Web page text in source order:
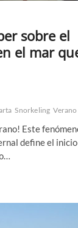
sobre el
el mar
Snorkeling Verano
Este
define el inicio